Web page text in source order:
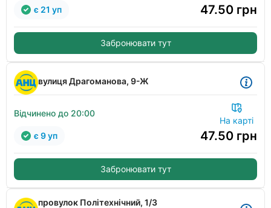
47.50 грн
є 21 уп
Забронювати тут
вулиця Драгоманова, 9-Ж
Відчинено до 20:00
На карті
47.50 грн
є 9 уп
Забронювати тут
провулок Політехнічний, 1/3